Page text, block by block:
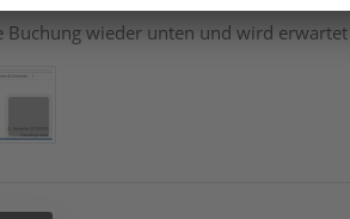
Buchung wieder unten und wird erwartet